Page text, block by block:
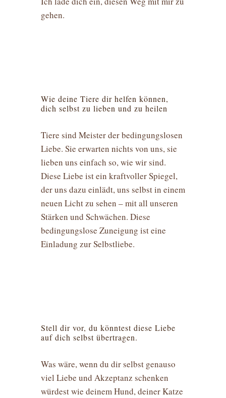
gehen.
Wie deine Tiere dir helfen können,
dich selbst zu lieben und zu heilen
Tiere sind Meister der bedingungslosen
Liebe. Sie erwarten nichts von uns, sie
lieben uns einfach so, wie wir sind.
Diese Liebe ist ein kraftvoller Spiegel,
der uns dazu einlädt, uns selbst in einem
neuen Licht zu sehen – mit all unseren
Stärken und Schwächen. Diese
bedingungslose Zuneigung ist eine
Einladung zur Selbstliebe.
Stell dir vor, du könntest diese Liebe
auf dich selbst übertragen.
Was wäre, wenn du dir selbst genauso
viel Liebe und Akzeptanz schenken
würdest wie deinem Hund, deiner Katze